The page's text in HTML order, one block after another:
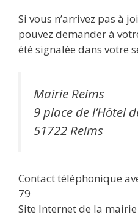
Si vous n’arrivez pas à
pouvez demander à
été signalée dans votre
Mairie Reims
9 place de l’Hôtel
51722 Reims
Contact téléphonique
79
Site Internet de la